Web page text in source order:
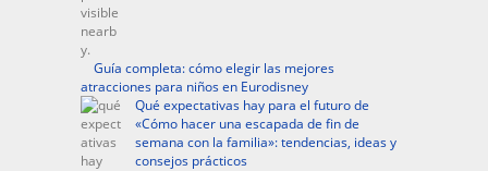
Guía completa: cómo elegir las mejores
atracciones para niños en Eurodisney
Qué expectativas hay para el futuro de
«Cómo hacer una escapada de fin de
semana con la familia»: tendencias, ideas y
consejos prácticos